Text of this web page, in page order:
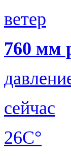
ветер
760 мм
сейчас
26C°